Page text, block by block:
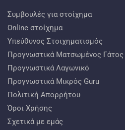
Συμβουλές για στοίχημα
Online στοίχημα
Υπεύθυνος Στοιχηματισμός
Προγνωστικά Ματσωμένος Γάτος
Προγνωστικά Λαγωνικό
Προγνωστικά Mικρός Guru
Πολιτική Απορρήτου
Όροι Χρήσης
Σχετικά με εμάς